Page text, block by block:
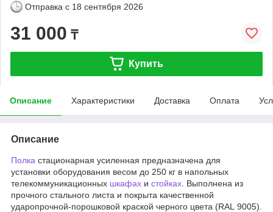
Отправка с 18 сентября 2026
31 000 ₸
Купить
Описание Характеристики Доставка Оплата
Описание
Полка стационарная усиленная предназначена для
установки оборудования весом до 250 кг в напольных
телекоммуникационных шкафах и стойках . Выполнена из
прочного стального листа и покрыта качественной
ударопрочной-порошковой краской черного цвета (RAL 9005).